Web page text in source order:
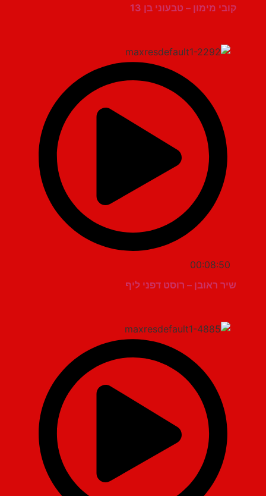
קובי מימון – טבעוני בן 13
00:08:50
שיר ראובן – רוסט דפני ליף